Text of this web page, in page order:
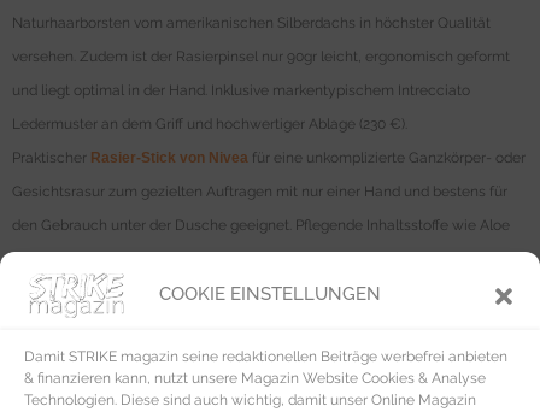
COOKIE EINSTELLUNGEN
Damit STRIKE magazin seine redaktionellen Beiträge werbefrei anbieten
& finanzieren kann, nutzt unsere Magazin Website Cookies & Analyse
Technologien. Diese sind auch wichtig, damit unser Online Magazin
Naturhaarborsten vom amerikanischen Silberdachs in höchster Qualität
versehen. Zudem ist der Rasierpinsel nur 90gr leicht, ergonomisch geformt
und liegt optimal in der Hand. Inklusive markentypischem Intrecciato
Ledermuster an dem Griff und hochwertiger Ablage (230 €).
Praktischer Rasier-Stick von Nivea für eine unkomplizierte Ganzkörper- oder
Gesichtsrasur zum gezielten Auftragen mit nur einer Hand und bestens für
den Gebrauch unter der Dusche geeignet. Pflegende Inhaltsstoffe wie Aloe
Mit dem dezent parfümierten Bartwachs von Percy Nobleman
in handlichen
den ganzen Tag inklusive pflegender Inhaltsstoffe wie Vitamin E, Babassu-
und Arganöl plus Bienenwachs (20ml | 19 €).